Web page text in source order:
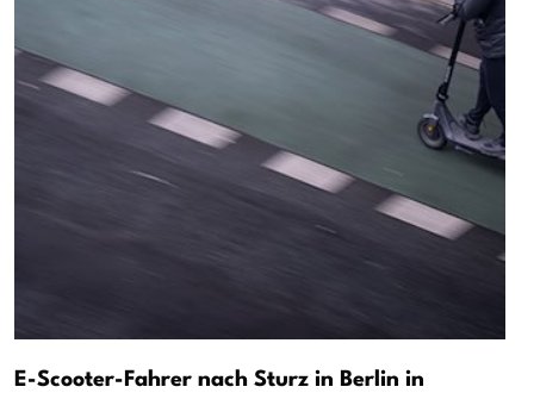
E-Scooter-Fahrer nach Sturz in Berlin in